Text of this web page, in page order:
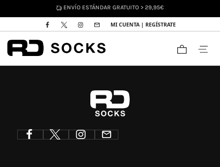
ENVÍO ESTÁNDAR GRATUITO > 29,95€
MI CUENTA | REGÍSTRATE